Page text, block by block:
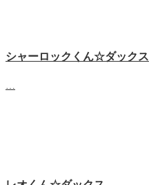
シャーロックくん☆ダックス